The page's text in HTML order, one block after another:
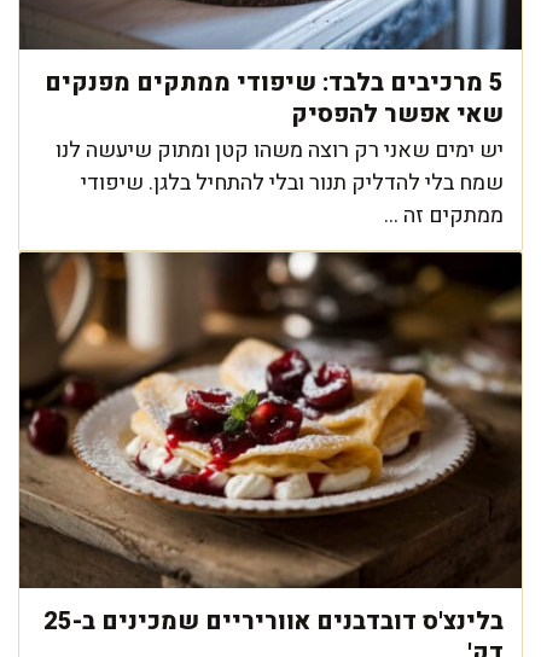
5 מרכיבים בלבד: שיפודי ממתקים מפנקים
שאי אפשר להפסיק
יש ימים שאני רק רוצה משהו קטן ומתוק שיעשה לנו
שמח בלי להדליק תנור ובלי להתחיל בלגן. שיפודי
ממתקים זה ...
בלינצ'ס דובדבנים אווריריים שמכינים ב-25